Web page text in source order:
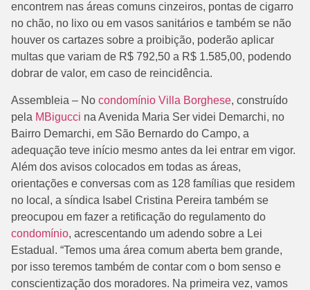
encontrem nas áreas comuns cinzeiros, pontas de cigarro
no chão, no lixo ou em vasos sanitários e também se não
houver os cartazes sobre a proibição, poderão aplicar
multas que variam de R$ 792,50 a R$ 1.585,00, podendo
dobrar de valor, em caso de reincidência.
Assembleia – No condomínio Villa Borghese, construído
pela MBigucci na Avenida Maria Ser videi Demarchi, no
Bairro Demarchi, em São Bernardo do Campo, a
adequação teve início mesmo antes da lei entrar em vigor.
Além dos avisos colocados em todas as áreas,
orientações e conversas com as 128 famílias que residem
no local, a síndica Isabel Cristina Pereira também se
preocupou em fazer a retificação do regulamento do
condomínio, acrescentando um adendo sobre a Lei
Estadual. “Temos uma área comum aberta bem grande,
por isso teremos também de contar com o bom senso e
conscientização dos moradores. Na primeira vez, vamos